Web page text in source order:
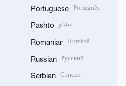
Portuguese Português
Pashto پښتو
Romanian Română
Russian Русский
Serbian Српски